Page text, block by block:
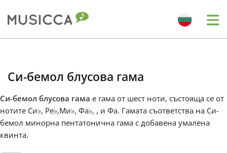
Dansk
Си-бемол блусова гама
Си-бемол блусова гама е гама от шест ноти, състояща се от
нотите Си♭, Ре♭,Ми♭, Фа♭, , и Фа. Гамата съответства на Си-
бемол минорна пентатонична гама с добавена умалена
квинта.